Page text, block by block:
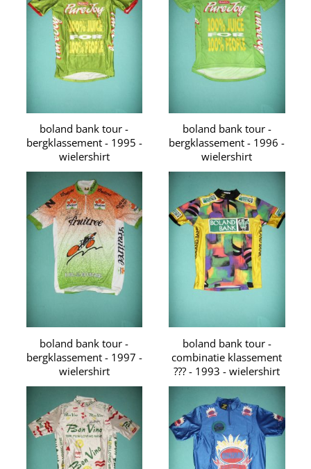
boland bank tour -
bergklassement - 1995 -
wielershirt
boland bank tour -
bergklassement - 1996 -
wielershirt
boland bank tour -
bergklassement - 1997 -
wielershirt
boland bank tour -
combinatie klassement
??? - 1993 - wielershirt